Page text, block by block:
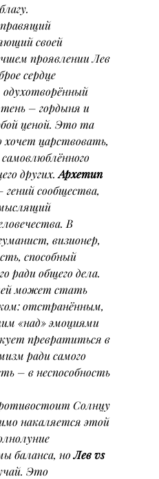
своей
проявлении Лев
сердце
– гордыня и
ценой. Это та
хочет царствовать,
других. Архетип
сообщества,
В
визионер,
способный
ради общего дела.
может стать
отстранённым,
«над» эмоциями
превратиться в
ради самого
– в неспособность
Солнцу
накаляется этой
баланса, но Лев vs
Это